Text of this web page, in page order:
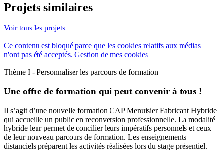
Projets similaires
Voir tous les projets
Ce contenu est bloqué parce que les cookies relatifs aux médias
n'ont pas été acceptés. Gestion de mes cookies
Thème I - Personnaliser les parcours de formation
Une offre de formation qui peut convenir à tous !
Il s’agit d’une nouvelle formation CAP Menuisier Fabricant Hybride
qui accueille un public en reconversion professionnelle. La modalité
hybride leur permet de concilier leurs impératifs personnels et ceux
de leur nouveau parcours de formation. Les enseignements
distanciels préparent les activités réalisées lors du stage présentiel.